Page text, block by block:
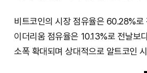
비트코인의 시장 점유율은 60.28%
이더리움 점유율은 10.13%로 전날보
소폭 확대되며 상대적으로 알트코인